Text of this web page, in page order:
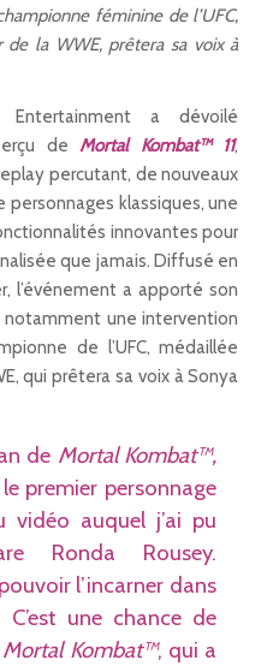
féminine de l’UFC,
la WWE, prêtera sa voix à
Entertainment a dévoilé
deMortal Kombat™ 11,
percutant, de nouveaux
klassiques, une
innovantes pour
que jamais. Diffusé en
l’événement a apporté son
une intervention
de l’UFC, médaillée
qui prêtera sa voix à Sonya
de Mortal Kombat™,
premier personnage
auquel j’ai pu
Ronda Rousey.
l’incarner dans
C’est une chance de
Mortal Kombat™, qui a